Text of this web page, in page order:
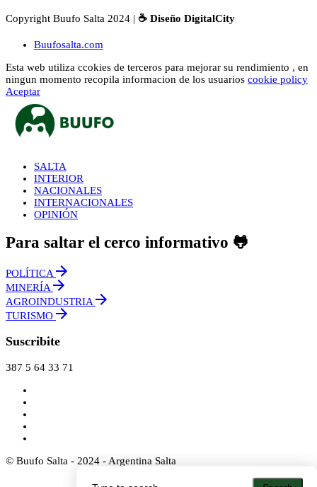
Copyright Buufo Salta 2024 | ☕ Diseño DigitalCity
Buufosalta.com
Esta web utiliza ccokies de terceros para mejorar su rendimiento , en
ningun momento recopila informacion de los usuarios cookie policy
Aceptar
SALTA
INTERIOR
NACIONALES
INTERNACIONALES
OPINIÓN
Para saltar el cerco informativo 🐸
POLÍTICA
MINERÍA
AGROINDUSTRIA
TURISMO
Suscribite
387 5 64 33 71
© Buufo Salta - 2024 - Argentina Salta